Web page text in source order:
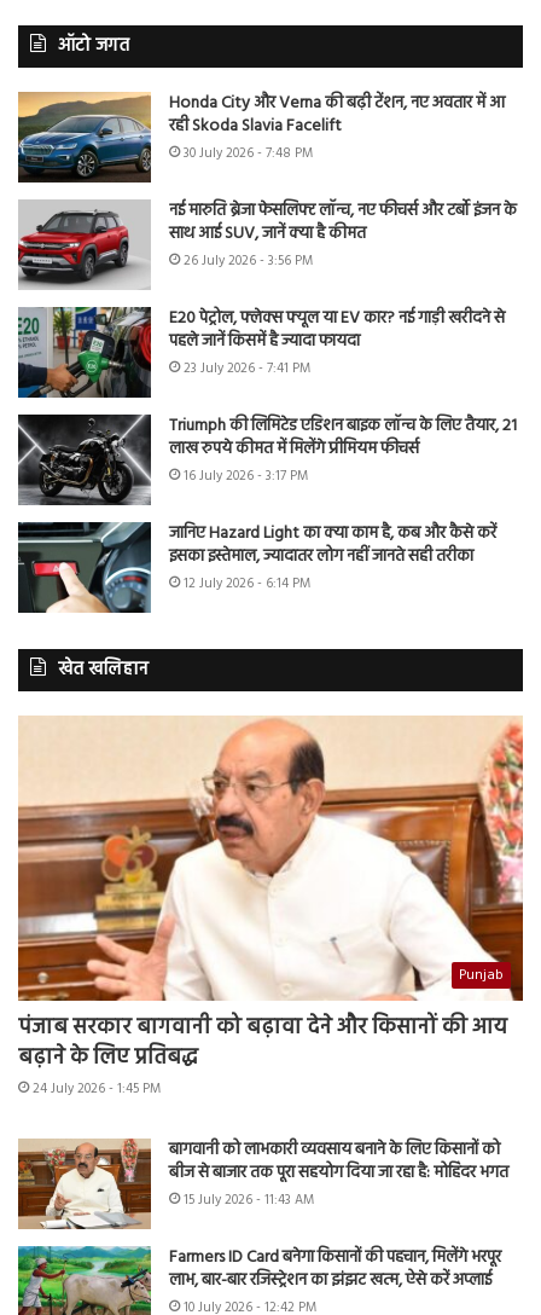
ऑटो जगत
Honda City और Verna की बढ़ी टेंशन, नए अवतार में आ
रही Skoda Slavia Facelift
30 July 2026 - 7:48 PM
नई मारुति ब्रेजा फेसलिफ्ट लॉन्च, नए फीचर्स और टर्बो इंजन के
साथ आई SUV, जानें क्या है कीमत
26 July 2026 - 3:56 PM
E20 पेट्रोल, फ्लेक्स फ्यूल या EV कार? नई गाड़ी खरीदने से
पहले जानें किसमें है ज्यादा फायदा
23 July 2026 - 7:41 PM
Triumph की लिमिटेड एडिशन बाइक लॉन्च के लिए तैयार, 21
लाख रुपये कीमत में मिलेंगे प्रीमियम फीचर्स
16 July 2026 - 3:17 PM
जानिए Hazard Light का क्या काम है, कब और कैसे करें
इसका इस्तेमाल, ज्यादातर लोग नहीं जानते सही तरीका
12 July 2026 - 6:14 PM
खेत खलिहान
Punjab
पंजाब सरकार बागवानी को बढ़ावा देने और किसानों की आय
बढ़ाने के लिए प्रतिबद्ध
24 July 2026 - 1:45 PM
बागवानी को लाभकारी व्यवसाय बनाने के लिए किसानों को
बीज से बाजार तक पूरा सहयोग दिया जा रहा है: मोहिंदर भगत
15 July 2026 - 11:43 AM
Farmers ID Card बनेगा किसानों की पहचान, मिलेंगे भरपूर
लाभ, बार-बार रजिस्ट्रेशन का झंझट खत्म, ऐसे करें अप्लाई
10 July 2026 - 12:42 PM